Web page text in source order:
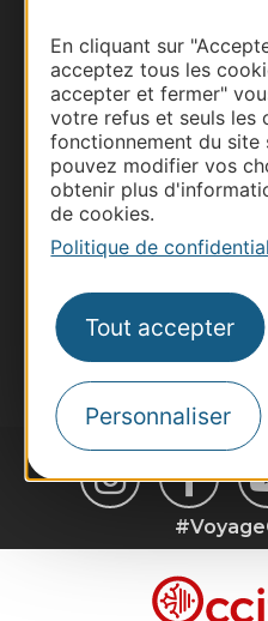
En cliquant sur
acceptez tous les
accepter et fermer"
votre refus et seuls les
fonctionnement du site
pouvez modifier vos
obtenir plus
de cookies.
Politique de
Tout accepter
Personnaliser
Thermalisme
Business/Mice
Pros d'Occitanie
Site presse et
Voyagistes
Destination Sport
Destination Occitanie
suggestions de séjours,
Je m'abonne